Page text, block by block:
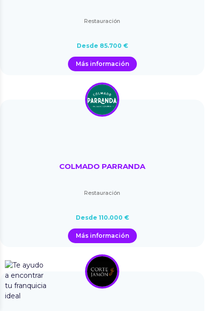
Restauración
Desde 85.700 €
Más información
COLMADO PARRANDA
Restauración
Desde 110.000 €
Más información